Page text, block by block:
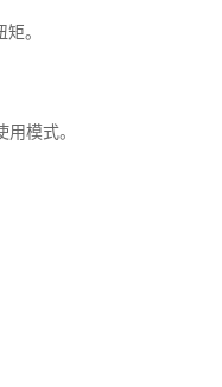
。
模式。